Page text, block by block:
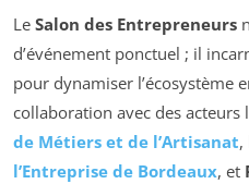
Le Salon des Entrepreneurs
d’événement ponctuel ; il
pour dynamiser l’écosystème
collaboration avec des acteurs
de Métiers et de l’Artisanat,
l’Entreprise de Bordeaux, et